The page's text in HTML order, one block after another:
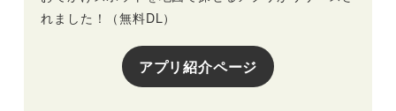
れました！（無料DL）
アプリ紹介ページ